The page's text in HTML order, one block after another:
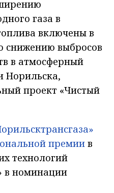
газа в
включены в
снижению выбросов
в атмосферный
Норильска,
проект «Чистый
премии в
технологий
в номинации